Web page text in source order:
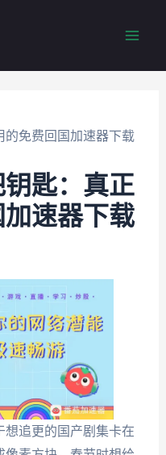
的免费回国加速器下载
匙：真正
速器下载
想追更的国产剧集卡在